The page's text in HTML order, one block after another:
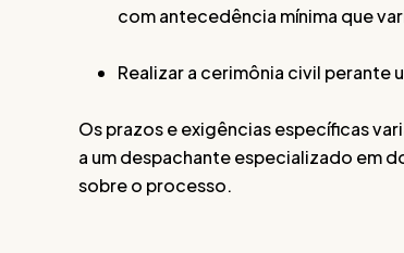
com antecedência mínima que
Realizar a cerimônia civil perante
Os prazos e exigências específicas
a um despachante especializado em
sobre o processo.